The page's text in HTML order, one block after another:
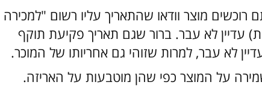
רוכשים מוצר וודאו שהתאריך עליו רשום "למכירה
עדיין לא עבר. ברור שגם תאריך פקיעת תוקף
לא עבר, למרות שזוהי גם אחריותו של המוכר.
על המוצר כפי שהן מוטבעות על האריזה.